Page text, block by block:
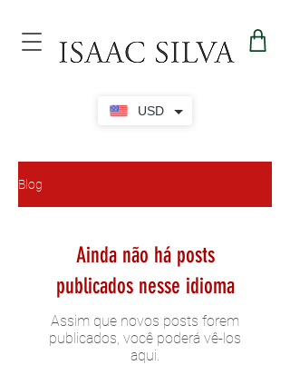
USD
Blog
Ainda não há posts
publicados nesse idioma
Assim que novos posts forem
publicados, você poderá vê-los
aqui.